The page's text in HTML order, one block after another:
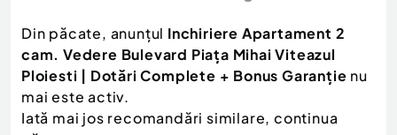
Mama si copilul
Moda si frumusete
Sport, timp liber, arta
Agro si Industrie
Scutere - ATV - UTV
Autoutilitare
Ambarcatiuni
Camioane - Rulote - Remorci
Motociclete
Din păcate, anunțul Inchiriere Apartament 2
cam. Vedere Bulevard Piața Mihai Viteazul
Ploiesti | Dotări Complete + Bonus Garanție nu
mai este activ.
Iată mai jos recomandări similare, continua